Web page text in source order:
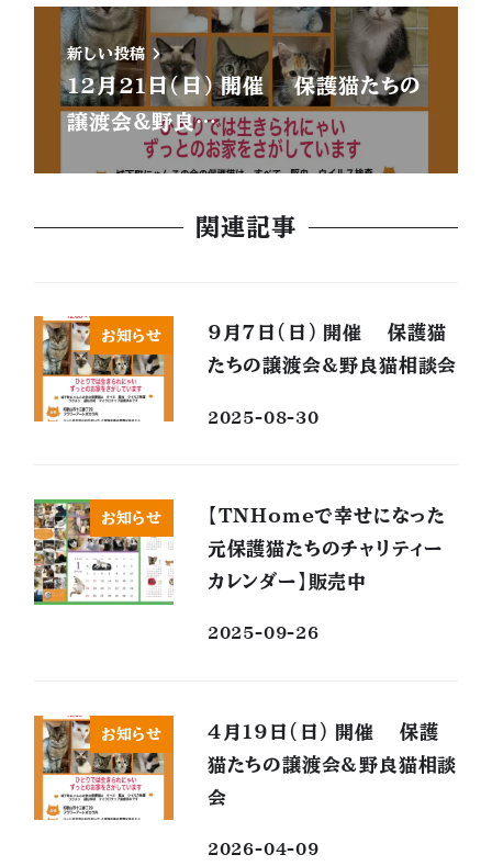
新しい投稿
12月21日(日) 開催 保護猫たちの
譲渡会&野良…
関連記事
お知らせ
9月7日(日) 開催 保護猫
たちの譲渡会&野良猫相談会
2025-08-30
お知らせ
【TNHomeで幸せになった
元保護猫たちのチャリティー
カレンダー】販売中
2025-09-26
お知らせ
4月19日(日) 開催 保護
猫たちの譲渡会&野良猫相談
会
2026-04-09